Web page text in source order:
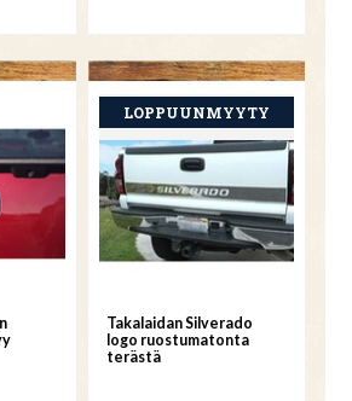
Takalaidan Silverado
logo ruostumatonta
terästä